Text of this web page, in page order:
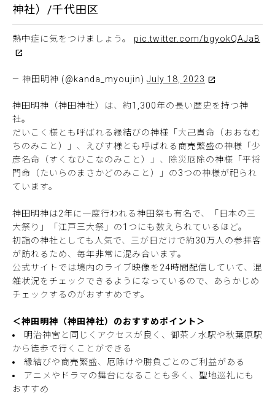
神社）/千代田区
熱中症に気をつけましょう。 pic.twitter.com/bgyokQAJaB
— 神田明神 (@kanda_myoujin) July 18, 2023
神田明神（神田神社）は、約1,300年の長い歴史を持つ神
社。
だいこく様とも呼ばれる縁結びの神様「大己貴命（おおなむ
ちのみこと）」、えびす様とも呼ばれる商売繁盛の神様「少
彦名命（すくなひこなのみこと）」、除災厄除の神様「平将
門命（たいらのまさかどのみこと）」の3つの神様が祀られ
ています。
神田明神は2年に一度行われる神田祭も有名で、「日本の三
大祭り」「江戸三大祭」の1つにも数えられているほど。
初詣の神社としても人気で、三が日だけで約30万人の参拝客
が訪れるため、毎年非常に混み合います。
公式サイトでは境内のライブ映像を24時間配信していて、混
雑状況をチェックできるようになっているので、あらかじめ
チェックするのがおすすめです。
＜神田明神（神田神社）のおすすめポイント＞
明治神宮と同じくアクセスが良く、御茶ノ水駅や秋葉原駅
から徒歩で行くことができる
縁結びや商売繁盛、厄除けや勝負ごとのご利益がある
アニメやドラマの舞台になることも多く、聖地巡礼にも
おすすめ